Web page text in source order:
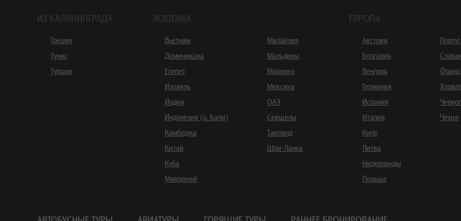
ИЗ КАЛИНИНГРАДА
Греция
Тунис
Турция
ЭКЗОТИКА
Вьетнам
Доминикана
Египет
Израиль
Индия
Индонезия (о. Бали)
Камбоджа
Китай
Куба
Маврикий
Малайзия
Мальдивы
Марокко
Мексика
ОАЭ
Сейшелы
Таиланд
Шри-Ланка
ЕВРОПА
Австрия
Болгария
Венгрия
Германия
Испания
Италия
Кипр
Литва
Нидерланды
Польша
Чехия